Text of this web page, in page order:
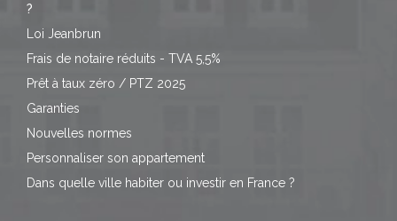
?
Loi Jeanbrun
Frais de notaire réduits - TVA 5,5%
Prêt à taux zéro / PTZ 2025
Garanties
Nouvelles normes
Personnaliser son appartement
Dans quelle ville habiter ou investir en France ?